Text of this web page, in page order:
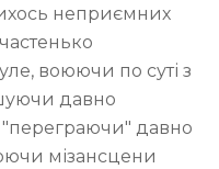
неприємних
воюючи по суті з
давно
давно
мізансцени